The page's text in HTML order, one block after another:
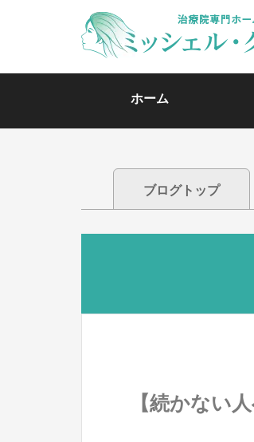
ホーム
ブログトップ
【続かない